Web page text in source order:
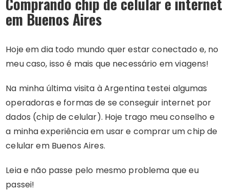
em Buenos Aires
Hoje em dia todo mundo quer estar conectado e, no
meu caso, isso é mais que necessário em viagens!
Na minha última visita à Argentina testei algumas
operadoras e formas de se conseguir internet por
dados (chip de celular). Hoje trago meu conselho e
a minha experiência em usar e comprar um chip de
celular em Buenos Aires.
Leia e não passe pelo mesmo problema que eu
passei!